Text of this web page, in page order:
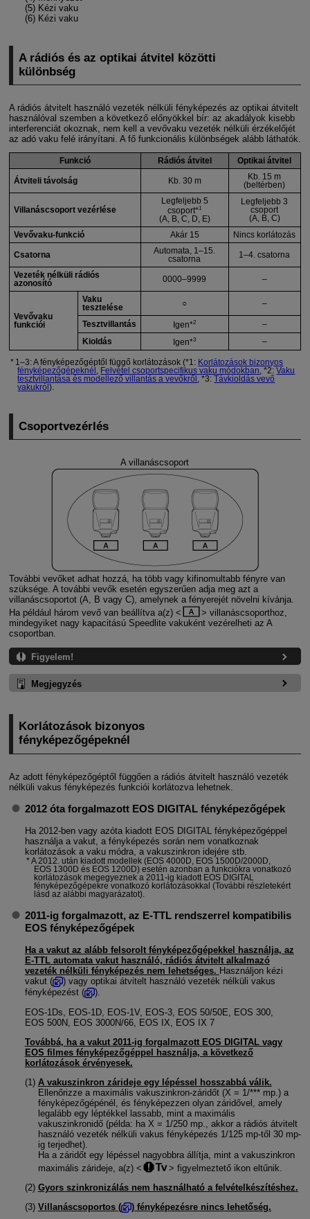
(5) Kézi vaku
(6) Kézi vaku
A rádiós és az optikai átvitel közötti
különbség
A rádiós átvitelt használó vezeték nélküli fényképezés az optikai átvitelt
használóval szemben a következő előnyökkel bír: az akadályok kisebb
interferenciát okoznak, nem kell a vevővaku vezeték nélküli érzékelőjét
az adó vaku felé irányítani. A fő funkcionális különbségek alább láthatók.
Funkció Rádiós átvitel Optikai átvitel
Átviteli távolság Kb. 30 m
Kb. 15 m
(beltérben)
Villanáscsoport vezérlése
Legfeljebb 5
csoport*1
(A, B, C, D, E)
Legfeljebb 3
csoport
(A, B, C)
Vevővaku-funkció
Akár 15 Nincs korlátozás
Csatorna
Automata, 1–15.
csatorna
1–4. csatorna
Vezeték nélküli rádiós
azonosító
0000–9999 –
Vevővaku
funkciói
Vaku
tesztelése
○ –
Tesztvillantás Igen*2 –
Kioldás Igen*3 –
1–3: A fényképezőgéptől függő korlátozások (*1: Korlátozások bizonyos
fényképezőgépeknél
Felvétel csoportspecifikus vaku módokban , *2:Vaku
tesztvillantása és modellező villantás a vevőkről
, *3:
Távkioldás vevő
vakukról ).
Csoportvezérlés
A villanáscsoport
További vevőket adhat hozzá, ha több vagy kifinomultabb fényre van
szüksége. A további vevők esetén egyszerűen adja meg azt a
villanáscsoportot (A, B vagy C), amelynek a fényerejét növelni kívánja.
Ha például három vevő van beállítva a(z)
villanáscsoporthoz,
mindegyiket nagy kapacitású Speedlite vakuként vezérelheti az A
csoportban.
Figyelem!
Megjegyzés
Korlátozások bizonyos
fényképezőgépeknél
Az adott fényképezőgéptől függően a rádiós átvitelt használó vezeték
nélküli vakus fényképezés funkciói korlátozva lehetnek.
2012 óta forgalmazott EOS DIGITAL fényképezőgépek
Ha 2012-ben vagy azóta kiadott EOS DIGITAL fényképezőgéppel
használja a vakut, a fényképezés során nem vonatkoznak
korlátozások a vaku módra, a vakuszinkron idejére stb.
A 2012. után kiadott modellek ( EOS 4000D EOS 1500D/2000D
EOS 1300D és EOS 1200D) esetén azonban a funkciókra vonatkozó
korlátozások megegyeznek a 2011-ig kiadott EOS DIGITAL
fényképezőgépekre vonatkozó korlátozásokkal (További részletekért
lásd az alábbi magyarázatot).
2011-ig forgalmazott, az E-TTLrendszerrel kompatibilis
EOS fényképezőgépek
Ha a vakut az alább felsorolt fényképezőgépekkel használja, az
E-TTLautomata vakut használó, rádiós átvitelt alkalmazó
vezeték nélküli fényképezés nem lehetséges. Használjon kézi
vakut (
) vagy optikai átvitelt használó vezeték nélküli vakus
fényképezést (
).
EOS-1Ds, EOS-1D, EOS-1V, EOS-3, EOS 50/50E, EOS 300,
EOS 500N, EOS 3000N/66, EOS IX, EOS IX 7
Továbbá, ha a vakut 2011-ig forgalmazott EOS DIGITAL vagy
EOS filmes fényképezőgéppel használja, a következő
korlátozások érvényesek.
(1) A vakuszinkron zárideje egy lépéssel hosszabbá válik.
Ellenőrizze a maximális vakuszinkron-záridőt (X = 1/*** mp.) a
fényképezőgépénél, és fényképezzen olyan záridővel, amely
legalább egy léptékkel lassabb, mint a maximális
vakuszinkronidő (példa: ha X = 1/250 mp., akkor a rádiós átvitelt
használó vezeték nélküli vakus fényképezés 1/125 mp-től 30 mp-
ig terjedhet).
Ha a záridőt egy lépéssel nagyobbra állítja, mint a vakuszinkron
maximális zárideje, a(z)
figyelmeztető ikon eltűnik.
(2) Gyors szinkronizálás nem használható a felvételkészítéshez.
(3) Villanáscsoportos ( ) fényképezésre nincs lehetőség.